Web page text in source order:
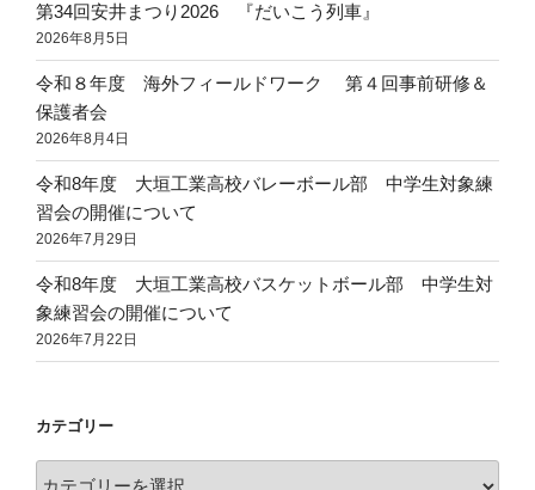
第34回安井まつり2026 『だいこう列車』
2026年8月5日
令和８年度 海外フィールドワーク 第４回事前研修＆
保護者会
2026年8月4日
令和8年度 大垣工業高校バレーボール部 中学生対象練
習会の開催について
2026年7月29日
令和8年度 大垣工業高校バスケットボール部 中学生対
象練習会の開催について
2026年7月22日
カテゴリー